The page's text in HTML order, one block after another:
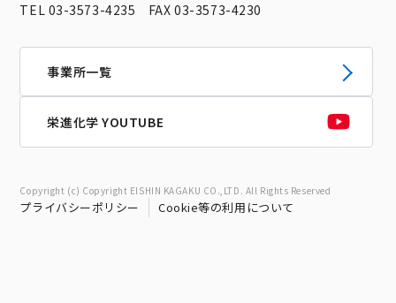
TEL 03-3573-4235 FAX 03-3573-4230
事業所一覧
栄進化学 YOUTUBE
Copyright (c) Copyright EISHIN KAGAKU CO.,LTD. All Rights Reserved
プライバシーポリシー Cookie等の利用について